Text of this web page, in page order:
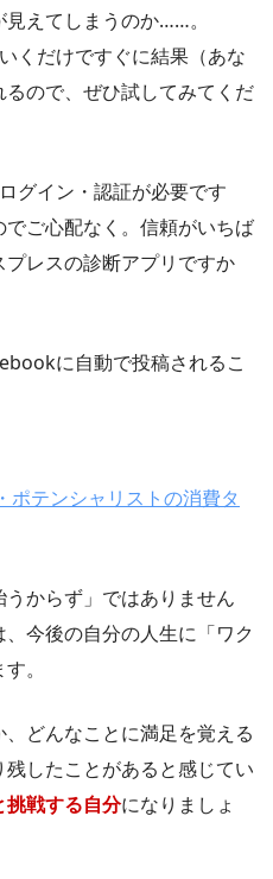
えてしまうのか……。
くだけですぐに結果（あな
ので、ぜひ試してみてくだ
グイン・認証が必要です
ご心配なく。信頼がいちば
レスの診断アプリですか
に自動で投稿されるこ
ポテンシャリストの消費タ
うからず」ではありません
今後の自分の人生に「ワク
。
、どんなことに満足を覚える
したことがあると感じてい
挑戦する自分になりましょ